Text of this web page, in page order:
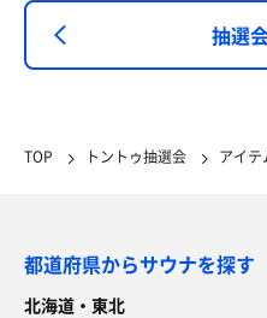
抽選
TOP トントゥ抽選会 アイ
都道府県からサウナを探す
北海道・東北